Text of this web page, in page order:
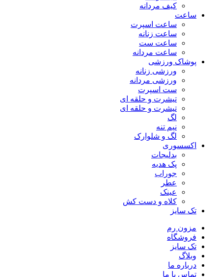
کیف مردانه
ساعت
ساعت اسپرت
ساعت زنانه
ساعت ست
ساعت مردانه
پوشاک ورزشی
ورزشی زنانه
ورزشی مردانه
ست اسپرت
تیشرت و حلقه ای
تیشرت و حلقه ای
لگ
نیم تنه
لگ و شلوارک
اکسسوری
بدلیجات
پک هدیه
جوراب
عطر
عینک
کلاه و دست کش
تک سایز
مزون رم
فروشگاه
تک سایز
وبلاگ
درباره ما
تماس با ما